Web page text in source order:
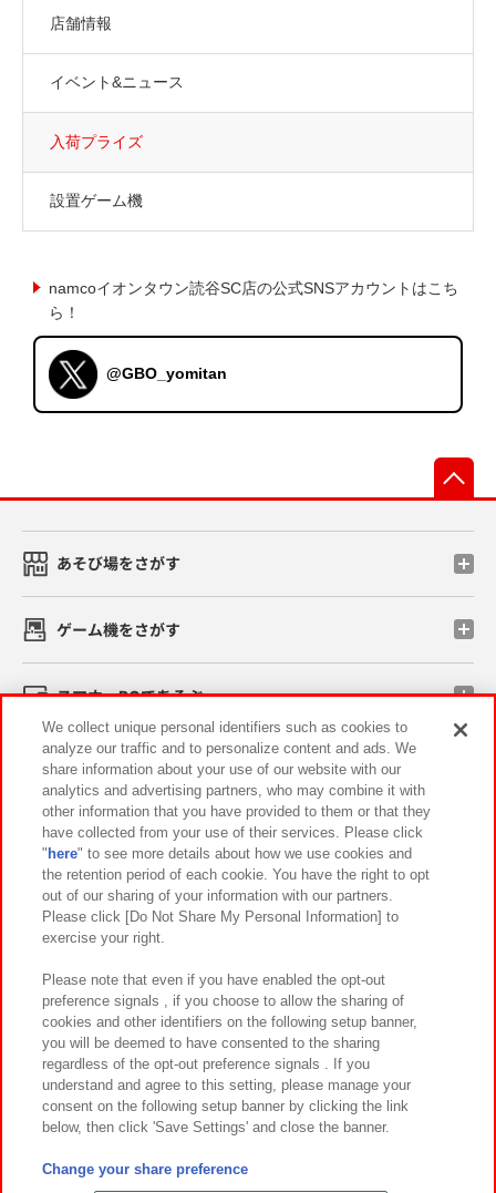
店舗情報
イベント&ニュース
入荷プライズ
設置ゲーム機
namcoイオンタウン読谷SC店の公式SNSアカウントはこち
ら！
@GBO_yomitan
あそび場をさがす
ゲーム機をさがす
スマホ・PCであそぶ
イベント・キャンペーン
関連会社 サステナビリティ サイトポリシー
プライバシーポリシー ウェブアクセシビリティ方針と検証結果
お取引先さまとともに
カスタマーハラスメント対応方針 よくあるご質問・お問い合わせ
©Bandai Namco Amusement Inc.
©Bandai Namco Amusement Lab Inc.
We collect unique personal identifiers such as cookies to
analyze our traffic and to personalize content and ads. We
share information about your use of our website with our
analytics and advertising partners, who may combine it with
other information that you have provided to them or that they
have collected from your use of their services. Please click
" here" to see more details about how we use cookies and
the retention period of each cookie. You have the right to opt
out of our sharing of your information with our partners.
Please click [Do Not Share My Personal Information] to
exercise your right.
Please note that even if you have enabled the opt-out
preference signals , if you choose to allow the sharing of
cookies and other identifiers on the following setup banner,
you will be deemed to have consented to the sharing
regardless of the opt-out preference signals . If you
understand and agree to this setting, please manage your
consent on the following setup banner by clicking the link
below, then click 'Save Settings' and close the banner.
Change your share preference